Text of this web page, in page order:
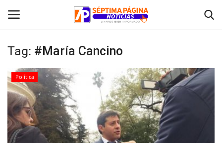
Inicio
Crónica
Policial
Tag: #María Cancino
Política